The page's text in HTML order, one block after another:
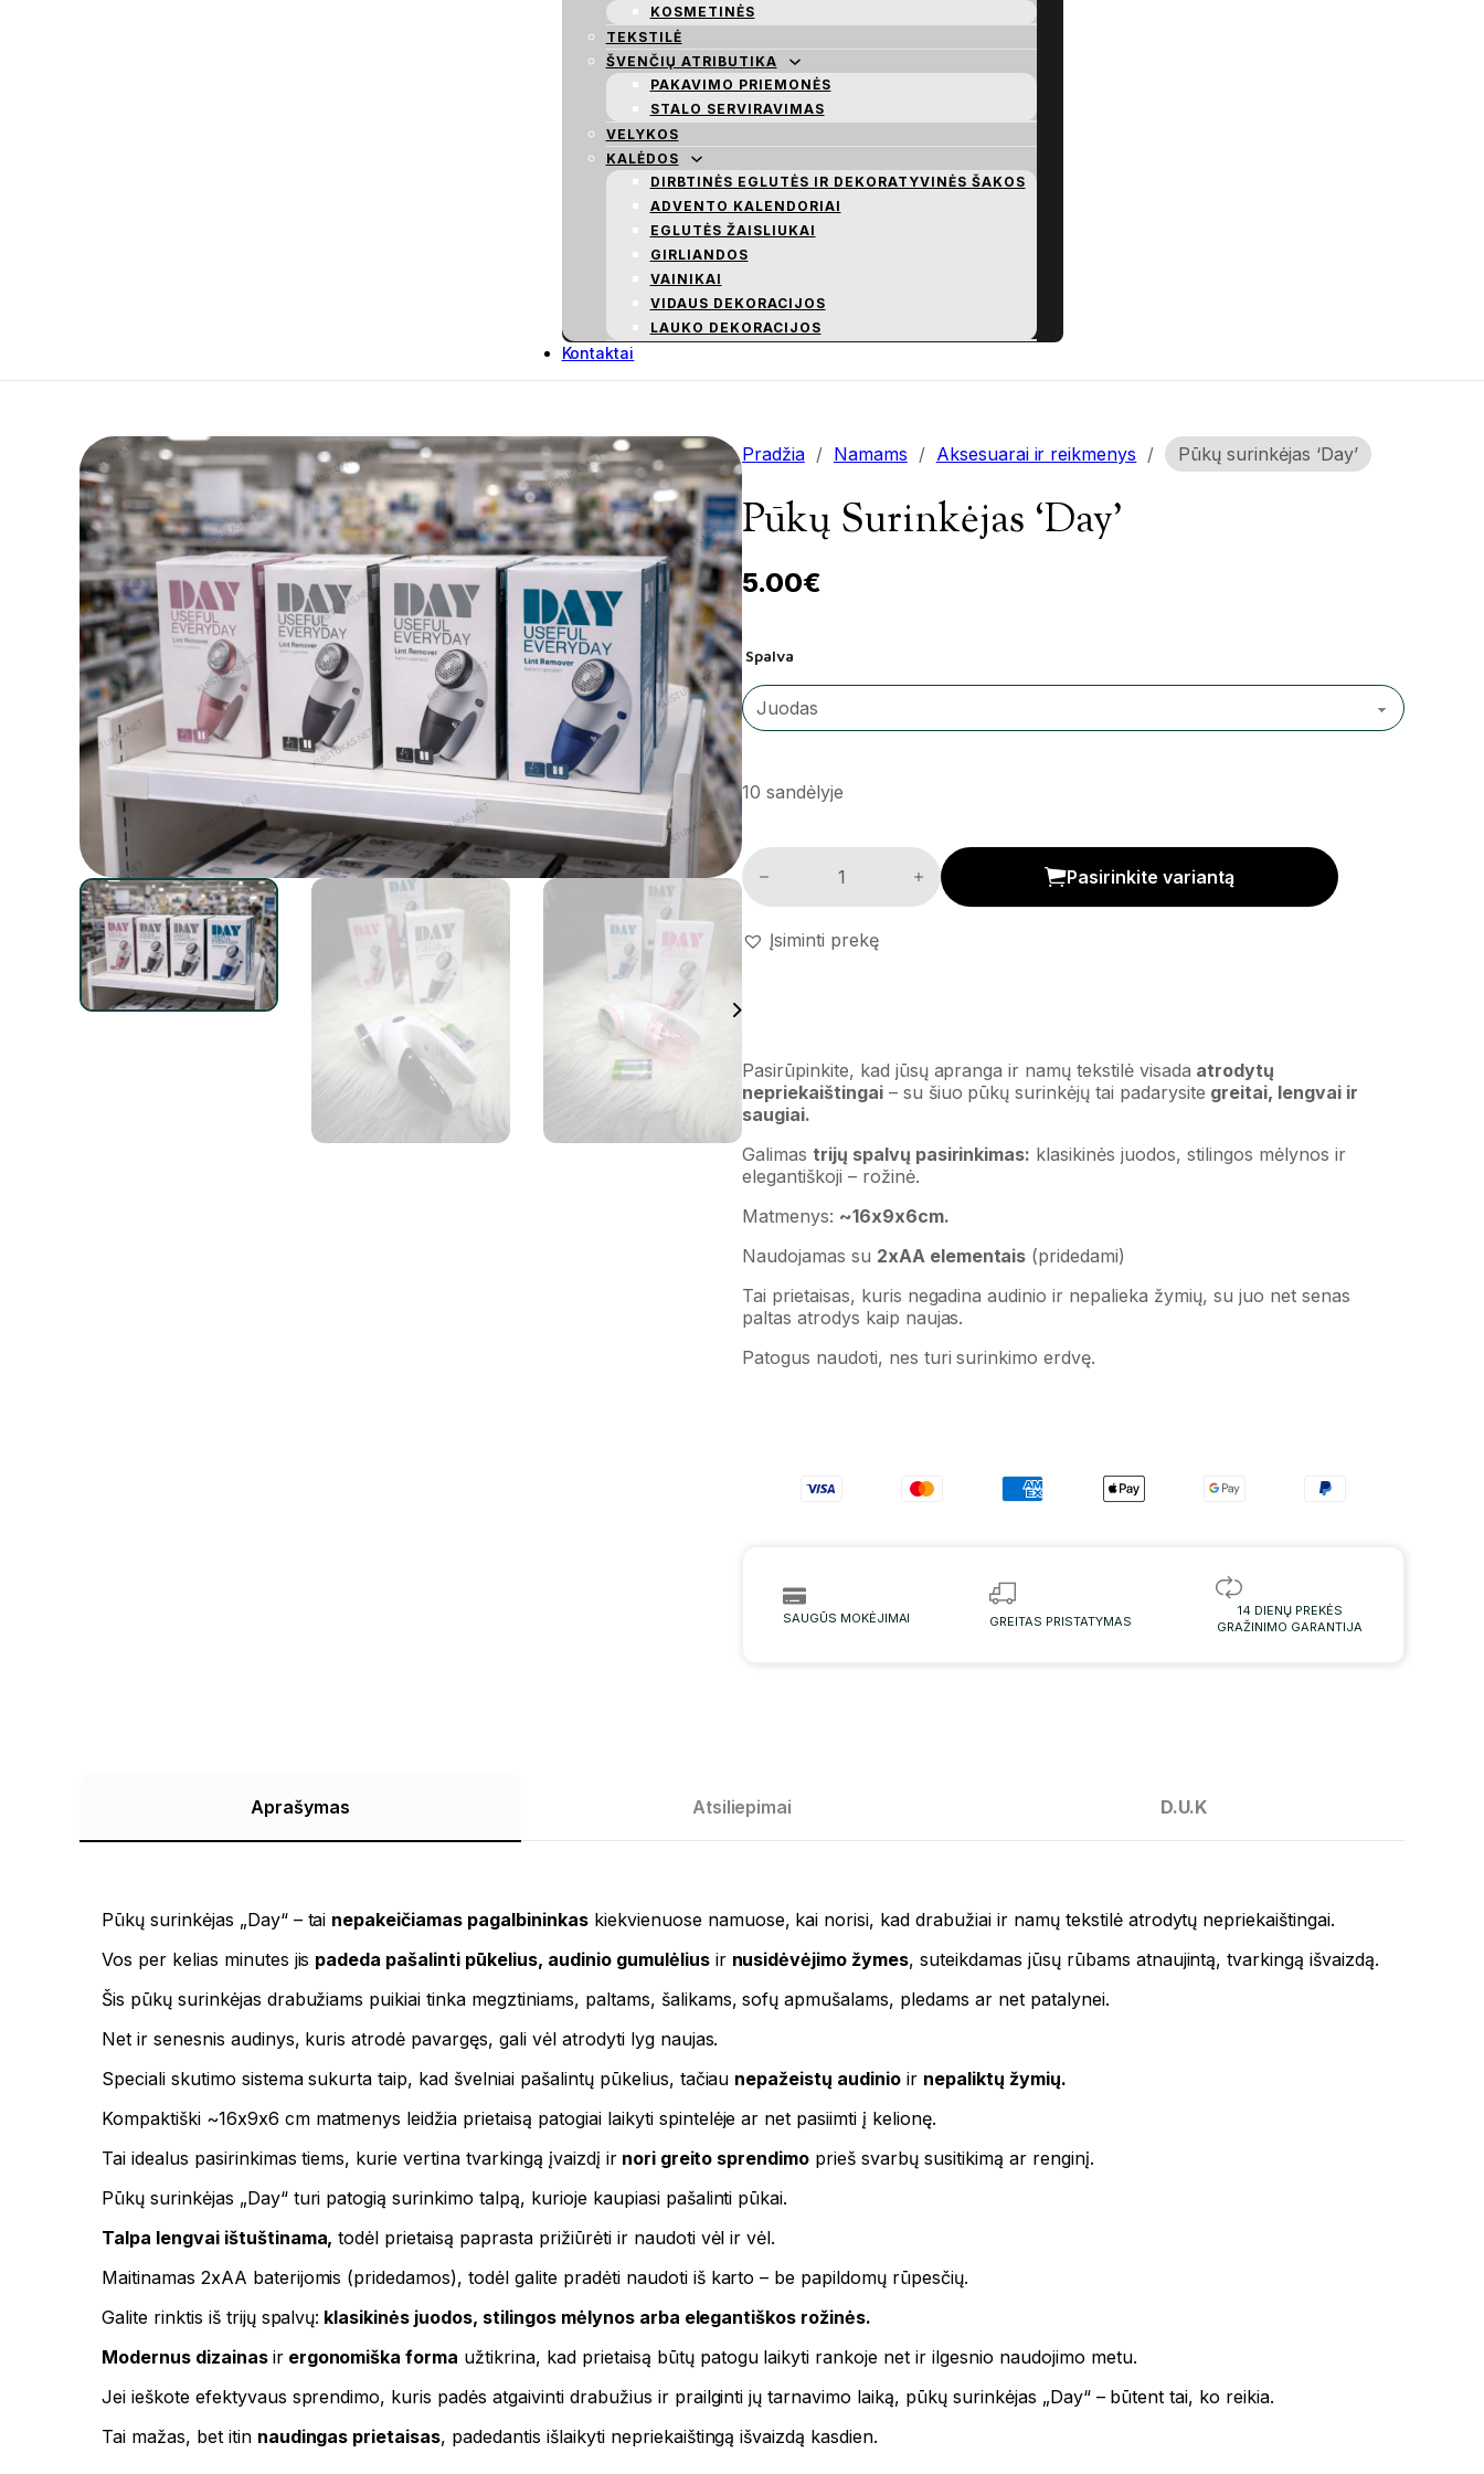
KOSMETINĖS
TEKSTILĖ
ŠVENČIŲ ATRIBUTIKA
PAKAVIMO PRIEMONĖS
STALO SERVIRAVIMAS
VELYKOS
KALĖDOS
DIRBTINĖS EGLUTĖS IR DEKORATYVINĖS ŠAKOS
ADVENTO KALENDORIAI
EGLUTĖS ŽAISLIUKAI
GIRLIANDOS
VAINIKAI
VIDAUS DEKORACIJOS
LAUKO DEKORACIJOS
Kontaktai
Pradžia / Namams / Aksesuarai ir reikmenys / Pūkų surinkėjas ‘Day’
Pūkų Surinkėjas ‘Day’
5.00€
Spalva
10 sandėlyje
Pūkų surinkėjas 'Day' kiekis
Pasirinkite variantą
Įsiminti prekę
Pasirūpinkite, kad jūsų apranga ir namų tekstilė visada atrodytų
nepriekaištingai– su šiuo pūkų surinkėjų tai padarysite greitai, lengvai ir
saugiai.
Galimas trijų spalvų pasirinkimas: klasikinės juodos, stilingos mėlynos ir
elegantiškoji – rožinė.
Matmenys: ~16x9x6cm.
Naudojamas su 2xAA elementais (pridedami)
Tai prietaisas, kuris negadina audinio ir nepalieka žymių, su juo net senas
paltas atrodys kaip naujas.
Patogus naudoti, nes turi surinkimo erdvę.
SAUGŪS MOKĖJIMAI GREITAS PRISTATYMAS
14 DIENŲ PREKĖS
GRAŽINIMO GARANTIJA
Aprašymas Atsiliepimai D.U.K
Pūkų surinkėjas „Day“ – tai nepakeičiamas pagalbininkaskiekvienuose namuose, kai norisi, kad drabužiai ir namų tekstilė atrodytų nepriekaištingai.
Vos per kelias minutes jis padeda pašalinti pūkelius, audinio gumulėliusir nusidėvėjimo žymes, suteikdamas jūsų rūbams atnaujintą, tvarkingą išvaizdą.
Šis pūkų surinkėjas drabužiams puikiai tinka megztiniams, paltams, šalikams, sofų apmušalams, pledams ar net patalynei.
Net ir senesnis audinys, kuris atrodė pavargęs, gali vėl atrodyti lyg naujas.
Speciali skutimo sistema sukurta taip, kad švelniai pašalintų pūkelius, tačiau nepažeistų audinio ir nepaliktų žymių.
Kompaktiški ~16x9x6 cm matmenys leidžia prietaisą patogiai laikyti spintelėje ar net pasiimti į kelionę.
Tai idealus pasirinkimas tiems, kurie vertina tvarkingą įvaizdį irnori greito sprendimo prieš svarbų susitikimą ar renginį.
Pūkų surinkėjas „Day“ turi patogią surinkimo talpą, kurioje kaupiasi pašalinti pūkai.
Talpa lengvai ištuštinama, todėl prietaisą paprasta prižiūrėti ir naudoti vėl ir vėl.
Maitinamas 2xAA baterijomis (pridedamos), todėl galite pradėti naudoti iš karto – be papildomų rūpesčių.
Galite rinktis iš trijų spalvų: klasikinės juodos, stilingos mėlynos arba elegantiškos rožinės.
Modernus dizainas irergonomiška forma užtikrina, kad prietaisą būtų patogu laikyti rankoje net ir ilgesnio naudojimo metu.
Jei ieškote efektyvaus sprendimo, kuris padės atgaivinti drabužius ir prailginti jų tarnavimo laiką, pūkų surinkėjas „Day“ – būtent tai, ko reikia.
Tai mažas, bet itin naudingas prietaisas, padedantis išlaikyti nepriekaištingą išvaizdą kasdien.